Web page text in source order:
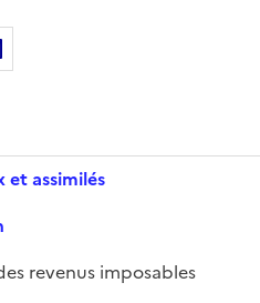
sur LinkedIn
et assimilés
revenus imposables